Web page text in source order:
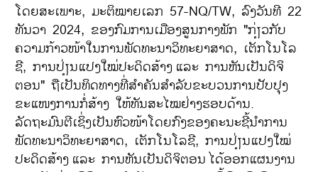
ໂດຍສະເພາະ, ມະຕິໝາຍເລກ 57-NQ/TW, ລົງວັນທີ 22
ທັນວາ 2024, ຂອງກົມການເມືອງສູນກາງພັກ "ກ່ຽວກັບ
ຄວາມກ້າວໜ້າໃນການພັດທະນາວິທະຍາສາດ, ເຕັກໂນໂລ
ຊີ, ການປ່ຽນແປງໃໝ່ປະດິດສ້າງ ແລະ ການຫັນເປັນດິຈິ
ຕອນ" ຖືເປັນທິດທາງທີ່ສໍາຄັນສໍາລັບຂະບວນການປັບປຸງ
ຂະແໜງການກໍ່ສ້າງ ໃຫ້ທັນສະໄໝຢ່າງຮອບດ້ານ.
ລັດຖະມົນຕີເຊິ່ງເປັນຫົວໜ້າໂດຍກົງຂອງຄະນະຊີ້ນໍາການ
ພັດທະນາວິທະຍາສາດ, ເຕັກໂນໂລຊີ, ການປ່ຽນແປງໃໝ່
ປະດິດສ້າງ ແລະ ການຫັນເປັນດິຈິຕອນໄດ້ອອກແຜນງານ